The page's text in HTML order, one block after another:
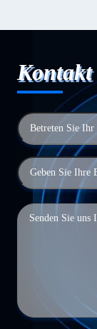
Kontakt